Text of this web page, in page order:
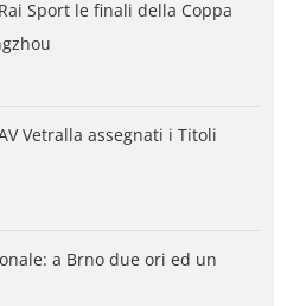
Sport le finali della Coppa
Vetralla assegnati i Titoli
a Brno due ori ed un